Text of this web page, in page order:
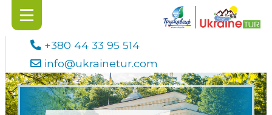
+380 44 33 95 514
info@ukrainetur.com